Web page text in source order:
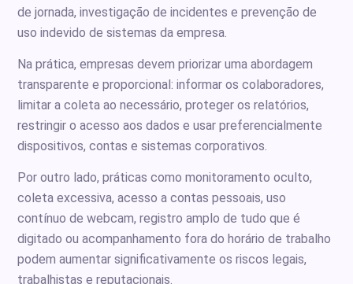
de jornada, investigação de incidentes e prevenção de
uso indevido de sistemas da empresa.
Na prática, empresas devem priorizar uma abordagem
transparente e proporcional: informar os colaboradores,
limitar a coleta ao necessário, proteger os relatórios,
restringir o acesso aos dados e usar preferencialmente
dispositivos, contas e sistemas corporativos.
Por outro lado, práticas como monitoramento oculto,
coleta excessiva, acesso a contas pessoais, uso
contínuo de webcam, registro amplo de tudo que é
digitado ou acompanhamento fora do horário de trabalho
podem aumentar significativamente os riscos legais,
trabalhistas e reputacionais.